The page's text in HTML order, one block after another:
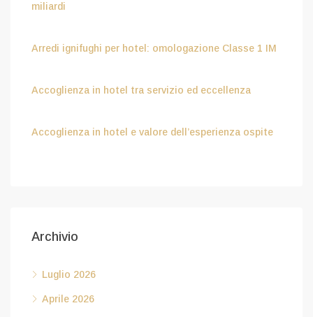
miliardi
Arredi ignifughi per hotel: omologazione Classe 1 IM
Accoglienza in hotel tra servizio ed eccellenza
Accoglienza in hotel e valore dell’esperienza ospite
Archivio
Luglio 2026
Aprile 2026